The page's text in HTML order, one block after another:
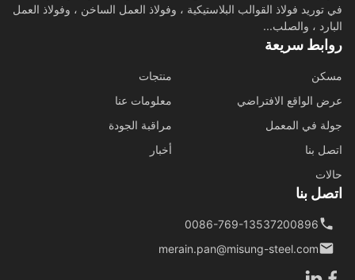
فولاذ القوالب البلاستيكية ، وفولاذ العمل الساخن ، وفولاذ العمل
، والصلب...
سريعة
منتجات
الواقع الافتراضي
معلومات عنا
في المعمل
مراقبة الجودة
بنا
بنا
0086-769-13537200896
merain.pan@misung-steel.com